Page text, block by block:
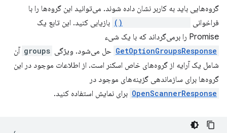
گروه‌هایی باید به کاربر نشان داده شوند. می‌توانید این گروه‌ها را با
فراخوانی
بازیابی کنید. این تابع یک
Promise را برمی‌گرداند که با یک شیء
GetOptionGroupsResponse حل می‌شود. ویژگی groups آن
شامل یک آرایه از گروه‌های خاص اسکنر است. از اطلاعات موجود در این
گروه‌ها برای سازماندهی گزینه‌های موجود در
OpenScannerResponse برای نمایش استفاده کنید.